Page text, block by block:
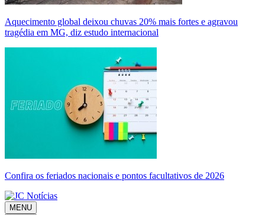
Aquecimento global deixou chuvas 20% mais fortes e agravou
tragédia em MG, diz estudo internacional
Confira os feriados nacionais e pontos facultativos de 2026
MENU